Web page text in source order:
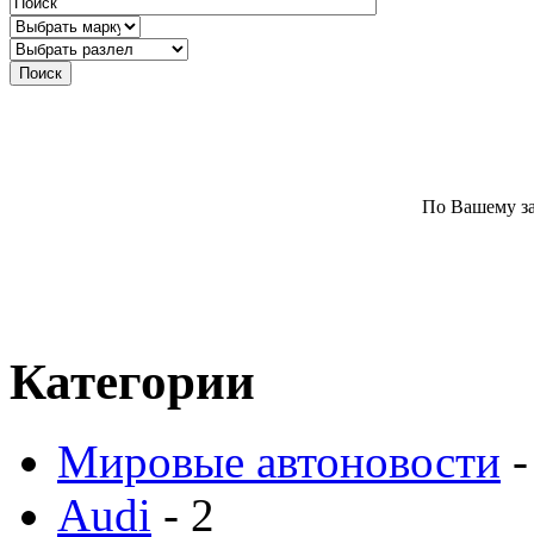
По Вашему
Категории
Мировые автоновости
Audi - 2